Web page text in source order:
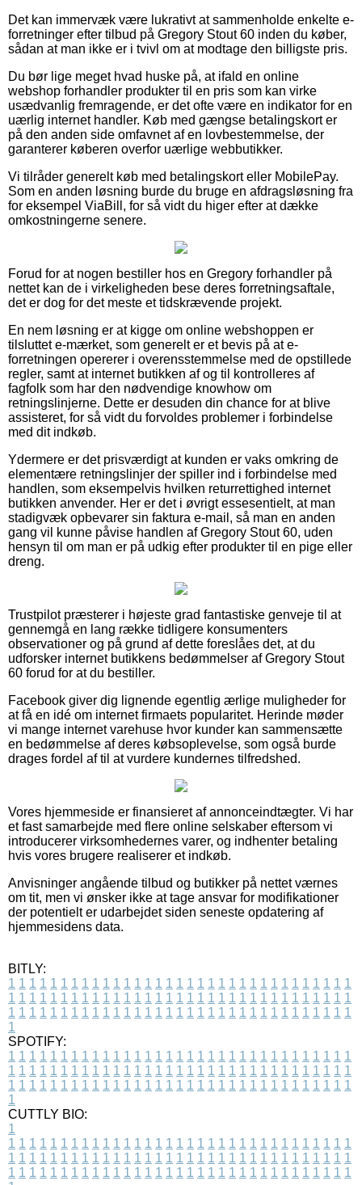
Det kan immervæk være lukrativt at sammenholde enkelte e-
forretninger efter tilbud på Gregory Stout 60 inden du køber,
sådan at man ikke er i tvivl om at modtage den billigste pris.
Du bør lige meget hvad huske på, at ifald en online
webshop forhandler produkter til en pris som kan virke
usædvanlig fremragende, er det ofte være en indikator for en
uærlig internet handler. Køb med gængse betalingskort er
på den anden side omfavnet af en lovbestemmelse, der
garanterer køberen overfor uærlige webbutikker.
Vi tilråder generelt køb med betalingskort eller MobilePay.
Som en anden løsning burde du bruge en afdragsløsning fra
for eksempel ViaBill, for så vidt du higer efter at dække
omkostningerne senere.
Forud for at nogen bestiller hos en Gregory forhandler på
nettet kan de i virkeligheden bese deres forretningsaftale,
det er dog for det meste et tidskrævende projekt.
En nem løsning er at kigge om online webshoppen er
tilsluttet e-mærket, som generelt er et bevis på at e-
forretningen opererer i overensstemmelse med de opstillede
regler, samt at internet butikken af og til kontrolleres af
fagfolk som har den nødvendige knowhow om
retningslinjerne. Dette er desuden din chance for at blive
assisteret, for så vidt du forvoldes problemer i forbindelse
med dit indkøb.
Ydermere er det prisværdigt at kunden er vaks omkring de
elementære retningslinjer der spiller ind i forbindelse med
handlen, som eksempelvis hvilken returrettighed internet
butikken anvender. Her er det i øvrigt essesentielt, at man
stadigvæk opbevarer sin faktura e-mail, så man en anden
gang vil kunne påvise handlen af Gregory Stout 60, uden
hensyn til om man er på udkig efter produkter til en pige eller
dreng.
Trustpilot præsterer i højeste grad fantastiske genveje til at
gennemgå en lang række tidligere konsumenters
observationer og på grund af dette foreslåes det, at du
udforsker internet butikkens bedømmelser af Gregory Stout
60 forud for at du bestiller.
Facebook giver dig lignende egentlig ærlige muligheder for
at få en idé om internet firmaets popularitet. Herinde møder
vi mange internet varehuse hvor kunder kan sammensætte
en bedømmelse af deres købsoplevelse, som også burde
drages fordel af til at vurdere kundernes tilfredshed.
Vores hjemmeside er finansieret af annonceindtægter. Vi har
et fast samarbejde med flere online selskaber eftersom vi
introducerer virksomhedernes varer, og indhenter betaling
hvis vores brugere realiserer et indkøb.
Anvisninger angående tilbud og butikker på nettet værnes
om tit, men vi ønsker ikke at tage ansvar for modifikationer
der potentielt er udarbejdet siden seneste opdatering af
hjemmesidens data.
BITLY:
1 1 1 1 1 1 1 1 1 1 1 1 1 1 1 1 1 1 1 1 1 1 1 1 1 1 1 1 1 1 1 1 1
1 1 1 1 1 1 1 1 1 1 1 1 1 1 1 1 1 1 1 1 1 1 1 1 1 1 1 1 1 1 1 1 1
1 1 1 1 1 1 1 1 1 1 1 1 1 1 1 1 1 1 1 1 1 1 1 1 1 1 1 1 1 1 1 1 1
1
SPOTIFY:
1 1 1 1 1 1 1 1 1 1 1 1 1 1 1 1 1 1 1 1 1 1 1 1 1 1 1 1 1 1 1 1 1
1 1 1 1 1 1 1 1 1 1 1 1 1 1 1 1 1 1 1 1 1 1 1 1 1 1 1 1 1 1 1 1 1
1 1 1 1 1 1 1 1 1 1 1 1 1 1 1 1 1 1 1 1 1 1 1 1 1 1 1 1 1 1 1 1 1
1
CUTTLY BIO:
1
1 1 1 1 1 1 1 1 1 1 1 1 1 1 1 1 1 1 1 1 1 1 1 1 1 1 1 1 1 1 1 1 1
1 1 1 1 1 1 1 1 1 1 1 1 1 1 1 1 1 1 1 1 1 1 1 1 1 1 1 1 1 1 1 1 1
1 1 1 1 1 1 1 1 1 1 1 1 1 1 1 1 1 1 1 1 1 1 1 1 1 1 1 1 1 1 1 1 1